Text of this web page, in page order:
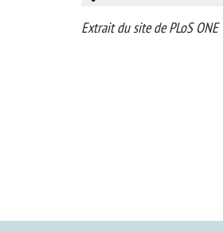
Extrait du site de PLoS ONE